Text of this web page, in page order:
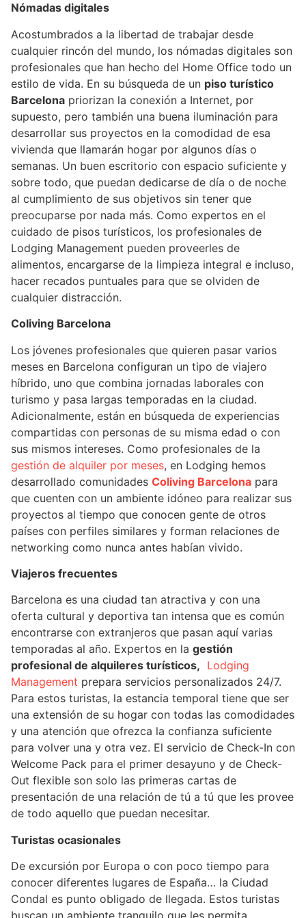
Nómadas digitales
Acostumbrados a la libertad de trabajar desde
cualquier rincón del mundo, los nómadas digitales son
profesionales que han hecho del Home Office todo un
estilo de vida. En su búsqueda de un piso turístico
Barcelona priorizan la conexión a Internet, por
supuesto, pero también una buena iluminación para
desarrollar sus proyectos en la comodidad de esa
vivienda que llamarán hogar por algunos días o
semanas. Un buen escritorio con espacio suficiente y
sobre todo, que puedan dedicarse de día o de noche
al cumplimiento de sus objetivos sin tener que
preocuparse por nada más. Como expertos en el
cuidado de pisos turísticos, los profesionales de
Lodging Management pueden proveerles de
alimentos, encargarse de la limpieza integral e incluso,
hacer recados puntuales para que se olviden de
cualquier distracción.
Coliving Barcelona
Los jóvenes profesionales que quieren pasar varios
meses en Barcelona configuran un tipo de viajero
híbrido, uno que combina jornadas laborales con
turismo y pasa largas temporadas en la ciudad.
Adicionalmente, están en búsqueda de experiencias
compartidas con personas de su misma edad o con
sus mismos intereses. Como profesionales de la
gestión de alquiler por meses, en Lodging hemos
desarrollado comunidades Coliving Barcelona para
que cuenten con un ambiente idóneo para realizar sus
proyectos al tiempo que conocen gente de otros
países con perfiles similares y forman relaciones de
networking como nunca antes habían vivido.
Viajeros frecuentes
Barcelona es una ciudad tan atractiva y con una
oferta cultural y deportiva tan intensa que es común
encontrarse con extranjeros que pasan aquí varias
temporadas al año. Expertos en la gestión
profesional de alquileres turísticos, Lodging
Management prepara servicios personalizados 24/7.
Para estos turistas, la estancia temporal tiene que ser
una extensión de su hogar con todas las comodidades
y una atención que ofrezca la confianza suficiente
para volver una y otra vez. El servicio de Check-In con
Welcome Pack para el primer desayuno y de Check-
Out flexible son solo las primeras cartas de
presentación de una relación de tú a tú que les provee
de todo aquello que puedan necesitar.
Turistas ocasionales
De excursión por Europa o con poco tiempo para
conocer diferentes lugares de España… la Ciudad
Condal es punto obligado de llegada. Estos turistas